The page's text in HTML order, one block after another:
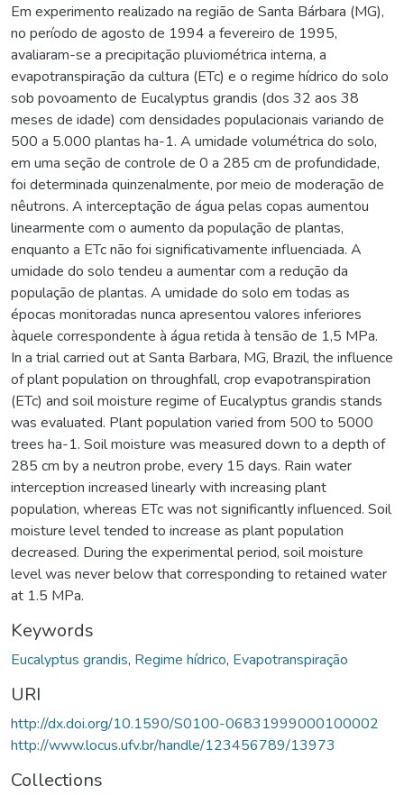
Em experimento realizado na região de Santa Bárbara (MG),
no período de agosto de 1994 a fevereiro de 1995,
avaliaram-se a precipitação pluviométrica interna, a
evapotranspiração da cultura (ETc) e o regime hídrico do solo
sob povoamento de Eucalyptus grandis (dos 32 aos 38
meses de idade) com densidades populacionais variando de
500 a 5.000 plantas ha-1. A umidade volumétrica do solo,
em uma seção de controle de 0 a 285 cm de profundidade,
foi determinada quinzenalmente, por meio de moderação de
nêutrons. A interceptação de água pelas copas aumentou
linearmente com o aumento da população de plantas,
enquanto a ETc não foi significativamente influenciada. A
umidade do solo tendeu a aumentar com a redução da
população de plantas. A umidade do solo em todas as
épocas monitoradas nunca apresentou valores inferiores
àquele correspondente à água retida à tensão de 1,5 MPa.
In a trial carried out at Santa Barbara, MG, Brazil, the influence
of plant population on throughfall, crop evapotranspiration
(ETc) and soil moisture regime of Eucalyptus grandis stands
was evaluated. Plant population varied from 500 to 5000
trees ha-1. Soil moisture was measured down to a depth of
285 cm by a neutron probe, every 15 days. Rain water
interception increased linearly with increasing plant
population, whereas ETc was not significantly influenced. Soil
moisture level tended to increase as plant population
decreased. During the experimental period, soil moisture
level was never below that corresponding to retained water
at 1.5 MPa.
Keywords
Eucalyptus grandis, Regime hídrico, Evapotranspiração
URI
http://dx.doi.org/10.1590/S0100-06831999000100002
http://www.locus.ufv.br/handle/123456789/13973
Collections